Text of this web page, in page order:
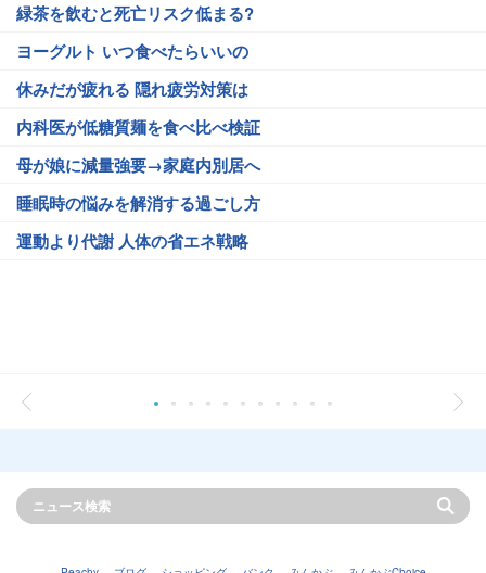
緑茶を飲むと死亡リスク低まる?
ヨーグルト いつ食べたらいいの
休みだが疲れる 隠れ疲労対策は
内科医が低糖質麺を食べ比べ検証
母が娘に減量強要→家庭内別居へ
睡眠時の悩みを解消する過ごし方
運動より代謝 人体の省エネ戦略